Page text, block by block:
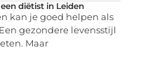
diëtist in Leiden
kan je goed helpen als
gezondere levensstijl
Maar